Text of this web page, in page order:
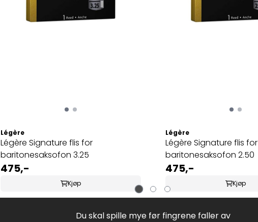
Légère
Légère Signature flis for
baritonesaksofon 3.25
475,-
Kjøp
Légère
Légère Signature flis for
baritonesaksofon 2.50
475,-
Kjøp
Du skal spille mye før fingrene faller av